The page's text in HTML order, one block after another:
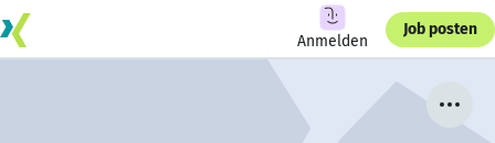
Anmelden
Job posten